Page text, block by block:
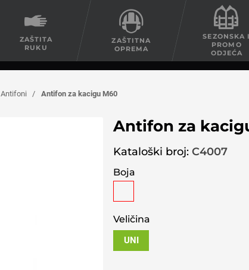
ZAŠTITA
RUKU
ZAŠTITNA
OPREMA
SEZONSKA I
PROMO
ODJEĆA
Antifoni / Antifon za kacigu M60
Antifon za
Kataloški broj: C4007
Boja
Veličina
UNI